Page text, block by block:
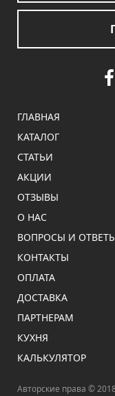
ГЛАВНАЯ
КАТАЛОГ
СТАТЬИ
АКЦИИ
ОТЗЫВЫ
О НАС
ВОПРОСЫ И
КОНТАКТЫ
ОПЛАТА
ДОСТАВКА
ПАРТНЕРАМ
КУХНЯ
КАЛЬКУЛЯТОР
Авторские права ©